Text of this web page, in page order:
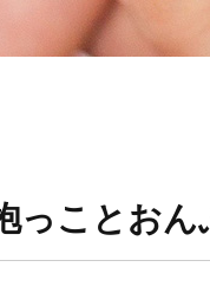
っことおん